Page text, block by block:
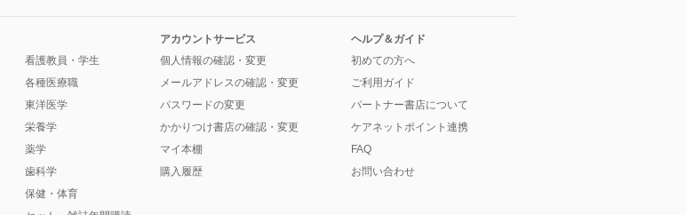
看護教員・学生
各種医療職
東洋医学
栄養学
薬学
歯科学
保健・体育
アカウントサービス
個人情報の確認・変更
メールアドレスの確認・変更
パスワードの変更
かかりつけ書店の確認・変更
マイ本棚
購入履歴
ヘルプ＆ガイド
初めての方へ
ご利用ガイド
パートナー書店について
ケアネットポイント連携
FAQ
お問い合わせ